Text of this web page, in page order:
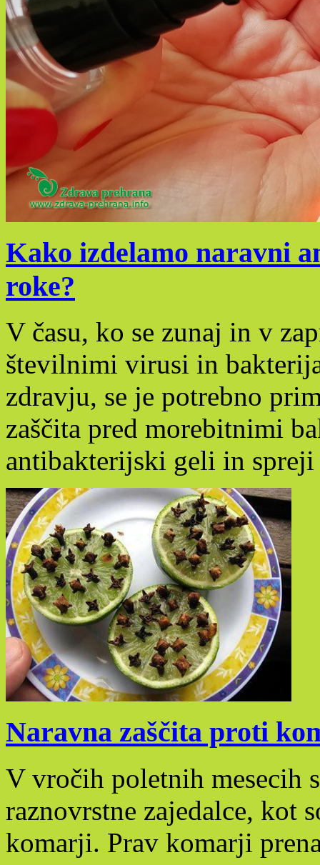
Kako izdelamo naravni
roke?
V času, ko se zunaj in v
številnimi virusi in
zdravju, se je potrebno
zaščita pred morebitnimi
antibakterijski geli in
Naravna zaščita proti
V vročih poletnih mesecih
raznovrstne zajedalce, kot
komarji. Prav komarji